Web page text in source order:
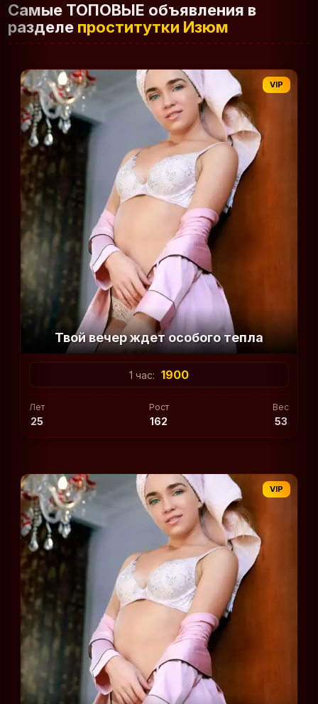
Самые ТОПОВЫЕ объявления в
разделе проститутки Изюм
VIP
Твой вечер ждет особого тепла
1 час: 1900
Лет
25
Рост
162
Вес
53
VIP